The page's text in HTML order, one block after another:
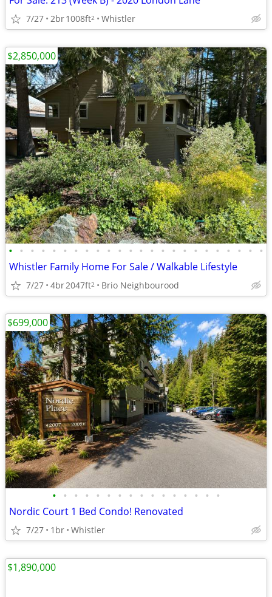
7/27 2br1008ft2 Whistler
• • • • • • • • • • • • • • • • • • • • • • • •
Whistler Family Home For Sale / Walkable Lifestyle
7/27 4br2047ft2 Brio Neighbourood
$2,850,000
• • • • • • • • • • • • • • • •
Nordic Court 1 Bed Condo! Renovated
7/27 1br Whistler
$699,000
$1,890,000